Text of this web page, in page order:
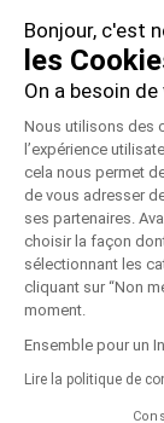
d’entretien
conditions
DESIGN DIG-T
Akari, Offre
d’autres offres,
chez les
© Copyright
Pièces
Bonjour, c'est
les
On a besoin de
Nous utilisons des
l’expérience
cela nous permet
de vous adresser
ses partenaires.
choisir la façon
sélectionnant les
cliquant sur “Non
moment.
Ensemble pour un
Lire la politique de